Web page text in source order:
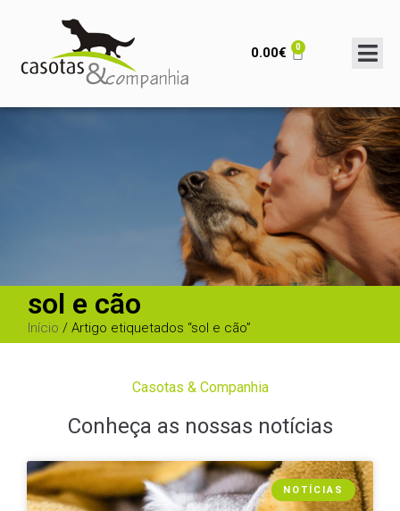
0.00€ 0
sol e cão
Início / Artigo etiquetados “sol e cão”
Casotas & Companhia
Conheça as nossas notícias
NOTÍCIAS